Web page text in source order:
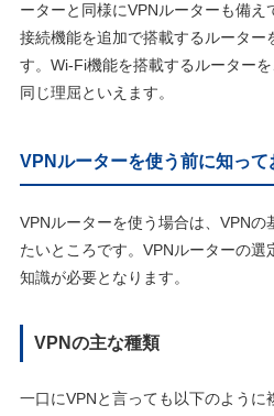
ーターと同様にVPNルーターも備え
接続機能を追加で搭載するルーター
す。Wi-Fi機能を搭載するルーター
同じ理屈といえます。
VPNルーターを使う前に知っ
VPNルーターを使う場合は、VPNの
たいところです。VPNルーターの選
知識が必要となります。
VPNの主な種類
一口にVPNと言っても以下のように